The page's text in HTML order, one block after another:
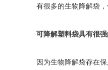
有很多的生物降解袋
可降解塑料袋具有很
因为生物降解袋存在